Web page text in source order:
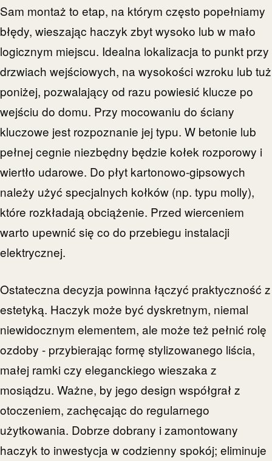
Sam montaż to etap, na którym często popełniamy
błędy, wieszając haczyk zbyt wysoko lub w mało
logicznym miejscu. Idealna lokalizacja to punkt przy
drzwiach wejściowych, na wysokości wzroku lub tuż
poniżej, pozwalający od razu powiesić klucze po
wejściu do domu. Przy mocowaniu do ściany
kluczowe jest rozpoznanie jej typu. W betonie lub
pełnej cegnie niezbędny będzie kołek rozporowy i
wiertło udarowe. Do płyt kartonowo-gipsowych
należy użyć specjalnych kołków (np. typu molly),
które rozkładają obciążenie. Przed wierceniem
warto upewnić się co do przebiegu instalacji
elektrycznej.
Ostateczna decyzja powinna łączyć praktyczność z
estetyką. Haczyk może być dyskretnym, niemal
niewidocznym elementem, ale może też pełnić rolę
ozdoby - przybierając formę stylizowanego liścia,
małej ramki czy eleganckiego wieszaka z
mosiądzu. Ważne, by jego design współgrał z
otoczeniem, zachęcając do regularnego
użytkowania. Dobrze dobrany i zamontowany
haczyk to inwestycja w codzienny spokój; eliminuje